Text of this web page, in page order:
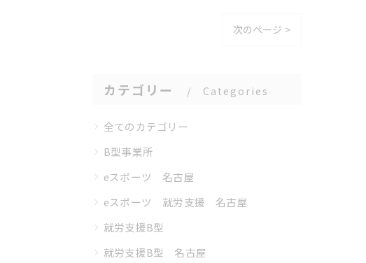
次のページ >
カテゴリー Categories
全てのカテゴリー
B型事業所
eスポーツ 名古屋
eスポーツ 就労支援 名古屋
就労支援B型
就労支援B型 名古屋